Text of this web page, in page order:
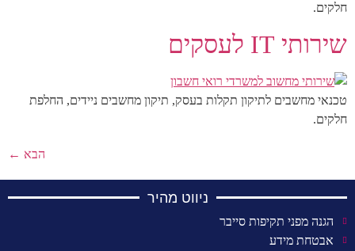
חלקים.
שירותי IT לעסקים
טכנאי מחשבים לתיקון תקלות בעסק, תיקון מחשבים ניידים, החלפת
חלקים.
הבא ←
ניווט מהיר
הגנה מפני תקיפות סייבר
אבטחת מידע